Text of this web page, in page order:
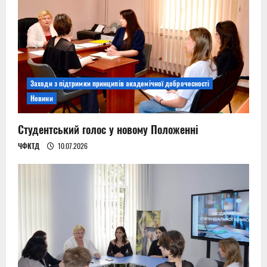
Заходи з підтримки принципів академічної доброчесності
Новини
Студентський голос у новому Положенні
ЧФКТД 10.07.2026